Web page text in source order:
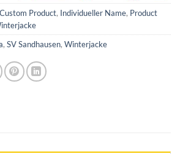
Custom Product, Individueller Name, Product
, SV Sandhausen, Winterjacke